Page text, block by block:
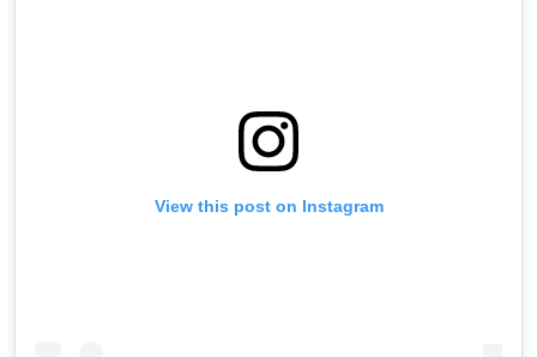
View this post on Instagram